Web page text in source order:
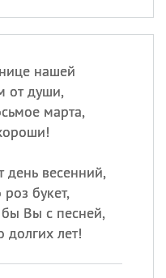
нашей
от души,
марта,
день весенний,
букет,
Вы с песней,
долгих лет!